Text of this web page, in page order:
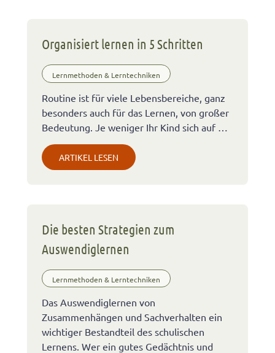
Organisiert lernen in 5 Schritten
Lernmethoden & Lerntechniken
Routine ist für viele Lebensbereiche, ganz
besonders auch für das Lernen, von großer
Bedeutung. Je weniger Ihr Kind sich auf …
ARTIKEL LESEN
Die besten Strategien zum
Auswendiglernen
Lernmethoden & Lerntechniken
Das Auswendiglernen von
Zusammenhängen und Sachverhalten ein
wichtiger Bestandteil des schulischen
Lernens. Wer ein gutes Gedächtnis und